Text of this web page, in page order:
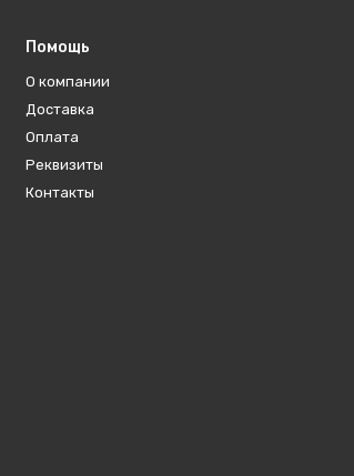
Помощь
О компании
Доставка
Оплата
Реквизиты
Контакты